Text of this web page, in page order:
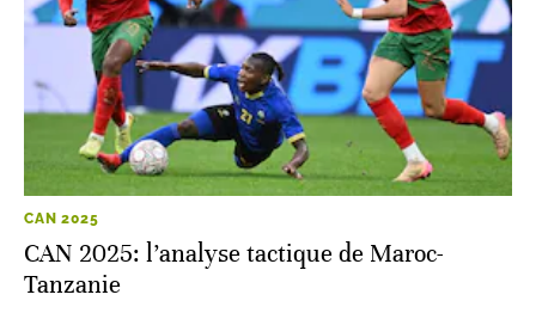
CAN 2025
CAN 2025: l’analyse tactique de Maroc-
Tanzanie